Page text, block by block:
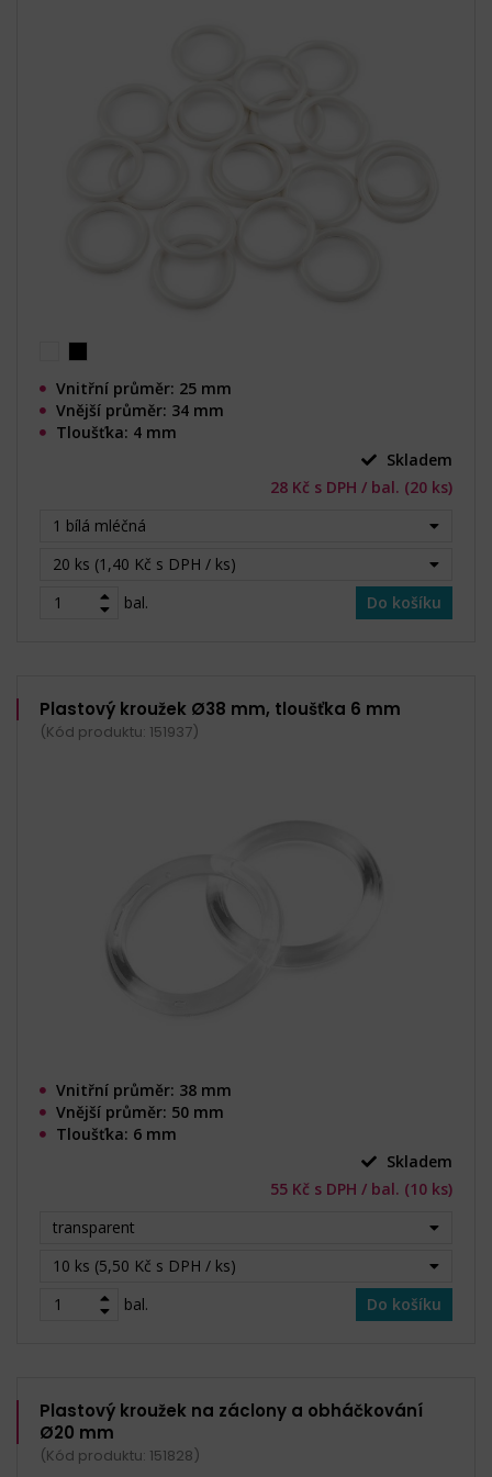
Vnitřní průměr: 25 mm
Vnější průměr: 34 mm
Tloušťka: 4 mm
Skladem
28 Kč s DPH / bal. (20 ks)
1 bílá mléčná
20 ks (1,40 Kč s DPH / ks)
bal.
Do košíku
Plastový kroužek Ø38 mm, tloušťka 6 mm
(Kód produktu: 151937)
Vnitřní průměr: 38 mm
Vnější průměr: 50 mm
Tloušťka: 6 mm
Skladem
55 Kč s DPH / bal. (10 ks)
transparent
10 ks (5,50 Kč s DPH / ks)
bal.
Do košíku
Plastový kroužek na záclony a obháčkování
Ø20 mm
(Kód produktu: 151828)